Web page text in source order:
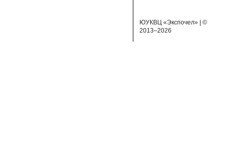
ЮУКВЦ «Экспочел» | ©
2013–2026